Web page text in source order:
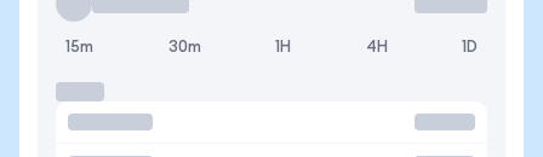
15m 30m 1H 4H 1D